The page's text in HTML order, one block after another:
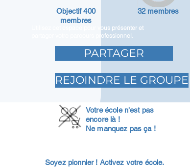
Utilisez cet espace pour vous présenter et
partager votre parcours professionnel.
Objectif 400
membres
32 membres
PARTAGER
REJOINDRE LE GROUPE
Votre école n'est pas
encore là !
Ne manquez pas ça !
Soyez pionnier ! Activez votre école.